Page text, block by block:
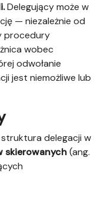
Delegujący może w
— niezależnie od
procedury
wobec
odwołanie
jest niemożliwe lub
delegacji w
skierowanych(ang.